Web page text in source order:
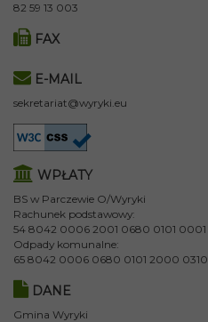
82 59 13 003
FAX
E-MAIL
sekretariat@wyryki.eu
WPŁATY
BS w Parczewie O/Wyryki
Rachunek podstawowy:
54 8042 0006 2001 0680 0101 0001
Odpady komunalne:
65 8042 0006 0680 0101 2000 0310
DANE
Gmina Wyryki